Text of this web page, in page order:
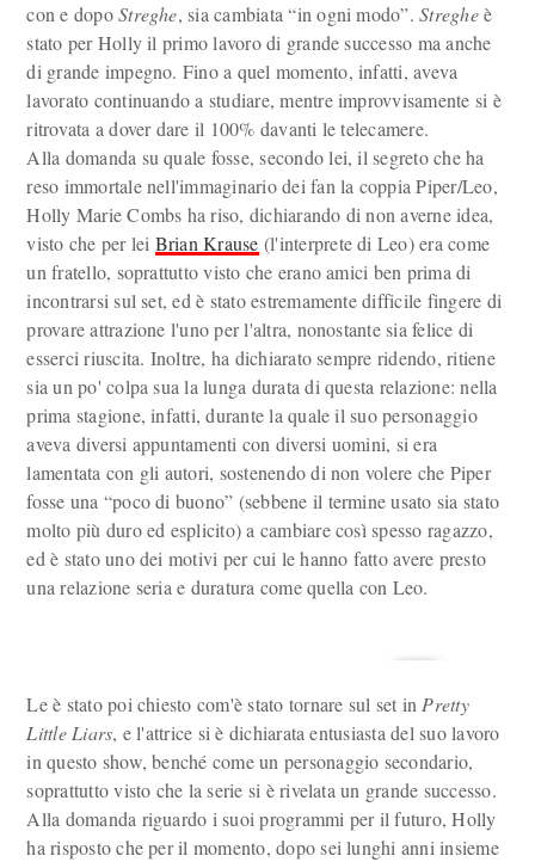
con e dopoStreghe, sia cambiata “in ogni modo”.Stregheè
stato per Holly il primo lavoro di grande successo ma anche
di grande impegno. Fino a quel momento, infatti, aveva
lavorato continuando a studiare, mentre improvvisamente si è
ritrovata a dover dare il 100% davanti le telecamere.
Alla domanda su quale fosse, secondo lei, il segreto che ha
reso immortale nell'immaginario dei fan la coppia Piper/Leo,
Holly Marie Combs ha riso, dichiarando di non averne idea,
visto che per lei Brian Krause (l'interprete di Leo) era come
un fratello, soprattutto visto che erano amici ben prima di
incontrarsi sul set, ed è stato estremamente difficile fingere di
provare attrazione l'uno per l'altra, nonostante sia felice di
esserci riuscita. Inoltre, ha dichiarato sempre ridendo, ritiene
sia un po' colpa sua la lunga durata di questa relazione: nella
prima stagione, infatti, durante la quale il suo personaggio
aveva diversi appuntamenti con diversi uomini, si era
lamentata con gli autori, sostenendo di non volere che Piper
fosse una “poco di buono” (sebbene il termine usato sia stato
molto più duro ed esplicito) a cambiare così spesso ragazzo,
ed è stato uno dei motivi per cui le hanno fatto avere presto
una relazione seria e duratura come quella con Leo.
Le è stato poi chiesto com'è stato tornare sul set in Pretty
Little Liars, e l'attrice si è dichiarata entusiasta del suo lavoro
in questo show, benché come un personaggio secondario,
soprattutto visto che la serie si è rivelata un grande successo.
Alla domanda riguardo i suoi programmi per il futuro, Holly
ha risposto che per il momento, dopo sei lunghi anni insieme